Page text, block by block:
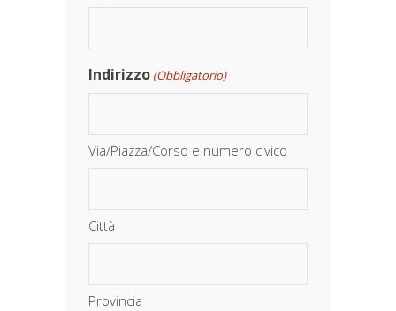
Indirizzo (Obbligatorio)
Via/Piazza/Corso e numero civico
Città
Provincia